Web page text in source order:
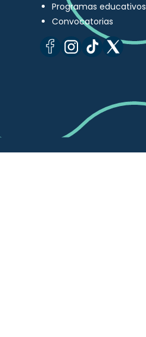
Programas educativos
Convocatorias